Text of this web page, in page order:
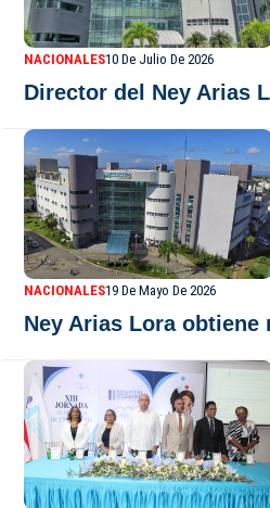
NACIONALES10 De Julio De 2026
Director del Ney Arias
NACIONALES19 De Mayo De 2026
Ney Arias Lora